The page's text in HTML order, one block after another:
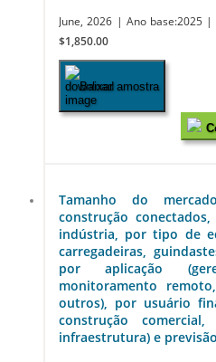
June, 2026 | Ano base:2025 |
$1,850.00
Baixar amostra
Tamanho do
construção
indústria, por tipo de
carregadeiras,
por aplicação
monitoramento
outros), por usuário
construção
infraestrutura) e